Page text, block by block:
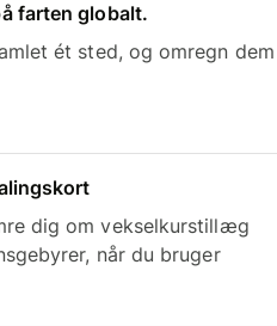
farten globalt.
ét sted, og omregn dem
dig om vekselkurstillæg
når du bruger